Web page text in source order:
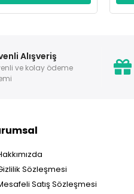
Alışveriş
ve kolay ödeme
Sözleşmesi
Satış Sözleşmesi